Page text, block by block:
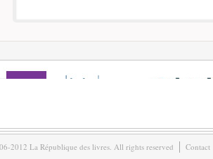
2012 La République des livres. All rights reserved Contact